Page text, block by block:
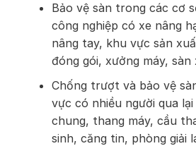
Bảo vệ sàn trong các cơ
công nghiệp có xe nâng
nâng tay, khu vực sản
đóng gói, xưởng máy, sàn
Chống trượt và bảo vệ
vực có nhiều người qua lại
chung, thang máy, cầu
sinh, căng tin, phòng giải